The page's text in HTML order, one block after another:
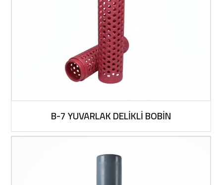
B-7 YUVARLAK DELİKLİ BOBİN